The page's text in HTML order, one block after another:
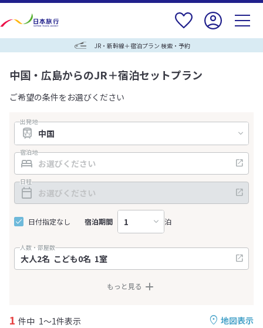
JR・新幹線＋宿泊プラン 検索・予約
中国・広島からのJR＋宿泊セットプラン
ご希望の条件をお選びください
出発地
宿泊地
日程
日付指定なし 宿泊期間 泊
人数・部屋数
もっと見る
地図表示
1 件中 1～1件表示